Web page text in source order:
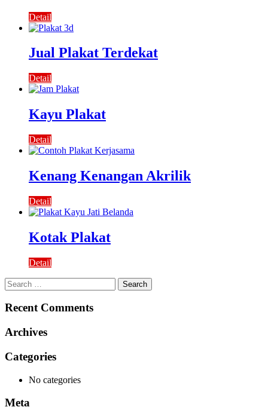
Detail
Jual Plakat Terdekat
Detail
Kayu Plakat
Detail
Kenang Kenangan Akrilik
Detail
Kotak Plakat
Detail
Search
for:
Recent Comments
Archives
Categories
No categories
Meta